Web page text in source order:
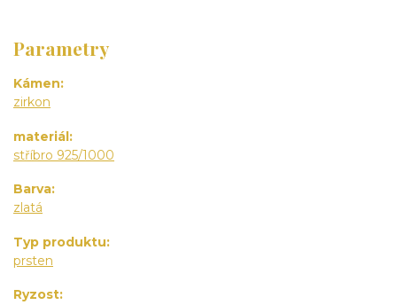
Parametry
Kámen
zirkon
materiál
stříbro 925/1000
Barva
zlatá
Typ produktu
prsten
Ryzost